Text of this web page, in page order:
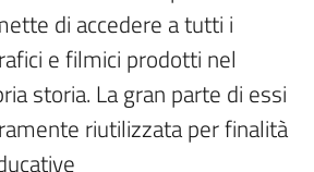
di accedere a tutti i
e filmici prodotti nel
storia. La gran parte di essi
riutilizzata per finalità